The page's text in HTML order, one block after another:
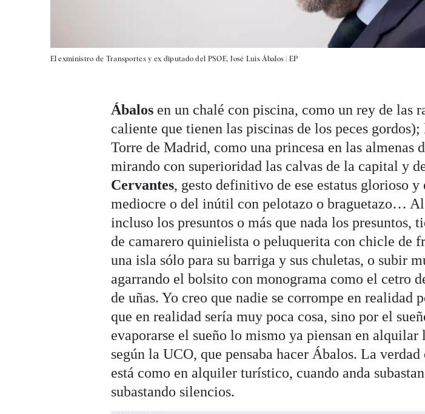
El exministro de Transportes y ex diputado del PSOE, José Luis Ábalos |EP
Ábalos en un chalé con piscina, como un rey de las
caliente que tienen las piscinas de los peces gordos);
Torre de Madrid, como una princesa en las almenas
mirando con superioridad las calvas de la capital y
Cervantes, gesto definitivo de ese estatus glorioso y
mediocre o del inútil con pelotazo o braguetazo…
incluso los presuntos o más que nada los presuntos,
de camarero quinielista o peluquerita con chicle de
una isla sólo para su barriga y sus chuletas, o subir
agarrando el bolsito con monograma como el cetro
de uñas. Yo creo que nadie se corrompe en realidad
que en realidad sería muy poca cosa, sino por el
evaporarse el sueño lo mismo ya piensan en alquilar
según la UCO, que pensaba hacer Ábalos. La
está como en alquiler turístico, cuando anda
subastando silencios.